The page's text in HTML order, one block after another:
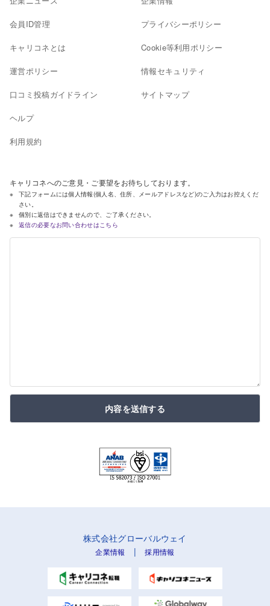
会員ID管理
キャリコネとは
運営ポリシー
口コミ投稿ガイドライン
ヘルプ
利用規約
プライバシーポリシー
Cookie等利用ポリシー
情報セキュリティ
サイトマップ
キャリコネへのご意見・ご要望をお待ちしております。
下記フォームには個人情報(個人名、住所、メールアドレスなど)のご入力はお控えくだ
さい。
個別に返信はできませんので、ご了承ください。
返信の必要なお問い合わせはこちら
内容を送信する
株式会社グローバルウェイ
企業情報 |採用情報